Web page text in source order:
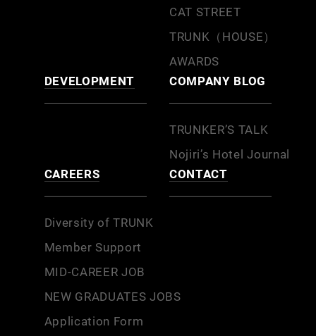
CAT STREET
TRUNK（HOUSE）
AWARDS
DEVELOPMENT
COMPANY BLOG
TRUNKER’S TALK
Nojiri’s Hotel Journal
CAREERS
Diversity of TRUNK
Member Support
MID-CAREER JOB
NEW GRADUATES JOBS
Application Form
CONTACT